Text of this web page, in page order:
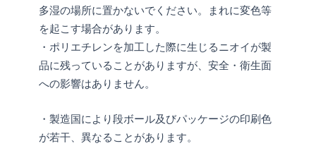
多湿の場所に置かないでください。まれに変色等
を起こす場合があります。
・ポリエチレンを加工した際に生じるニオイが製
品に残っていることがありますが、安全・衛生面
への影響はありません。
・製造国により段ボール及びパッケージの印刷色
が若干、異なることがあります。